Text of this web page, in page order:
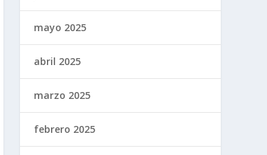
mayo 2025
abril 2025
marzo 2025
febrero 2025